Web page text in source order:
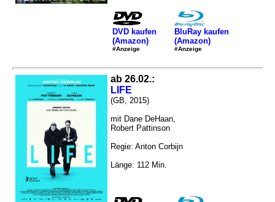
DVD kaufen
(Amazon)
#Anzeige
BluRay kaufen
(Amazon)
#Anzeige
ab 26.02.:
LIFE
(GB, 2015)
mit Dane DeHaan,
Robert Pattinson
Regie: Anton Corbijn
Länge: 112 Min.